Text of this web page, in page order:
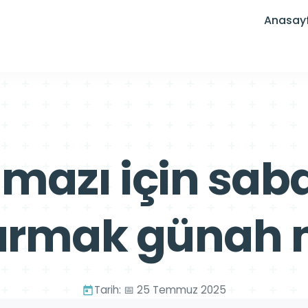
için
günah
Tarih: 📅 25 Temmuz 2025